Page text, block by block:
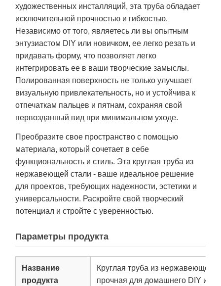
художественных инсталляций, эта труба обладает
исключительной прочностью и гибкостью.
Независимо от того, являетесь ли вы опытным
энтузиастом DIY или новичком, ее легко резать и
придавать форму, что позволяет легко
интегрировать ее в ваши творческие замыслы.
Полированная поверхность не только улучшает
визуальную привлекательность, но и устойчива к
отпечаткам пальцев и пятнам, сохраняя свой
первозданный вид при минимальном уходе.
Преобразите свое пространство с помощью
материала, который сочетает в себе
функциональность и стиль. Эта круглая труба из
нержавеющей стали - ваше идеальное решение
для проектов, требующих надежности, эстетики и
универсальности. Раскройте свой творческий
потенциал и стройте с уверенностью.
Параметры продукта
Название
продукта
Круглая труба из нержавеющей
прочная для домашнего DIY и